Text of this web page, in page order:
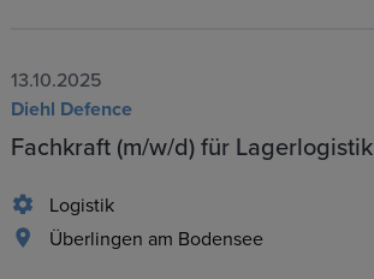
13.10.2025
Diehl Defence
Fachkraft (m/w/d) für Lagerlogistik
Logistik
Überlingen am Bodensee